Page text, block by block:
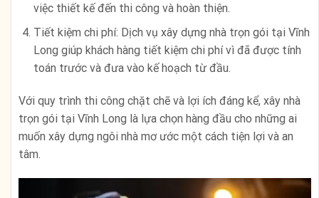
việc thiết kế đến thi công và hoàn thiện.
Tiết kiệm chi phí: Dịch vụ xây dựng nhà trọn gói tại Vĩnh
Long giúp khách hàng tiết kiệm chi phí vì đã được tính
toán trước và đưa vào kế hoạch từ đầu.
Với quy trình thi công chặt chẽ và lợi ích đáng kể, xây nhà
trọn gói tại Vĩnh Long là lựa chọn hàng đầu cho những ai
muốn xây dựng ngôi nhà mơ ước một cách tiện lợi và an
tâm.